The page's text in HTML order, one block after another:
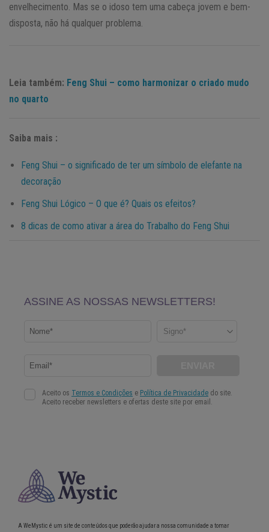
envelhecimento. Mas se o idoso tem uma cabeça jovem e bem-
disposta, não há qualquer problema.
Leia também: Feng Shui – como harmonizar o criado mudo
no quarto
Saiba mais :
Feng Shui – o significado de ter um símbolo de elefante na
decoração
Feng Shui Lógico – O que é? Quais os efeitos?
8 dicas de como ativar a área do Trabalho do Feng Shui
A WeMystic é um site de conteúdos que poderão ajudar a nossa comunidade a tomar